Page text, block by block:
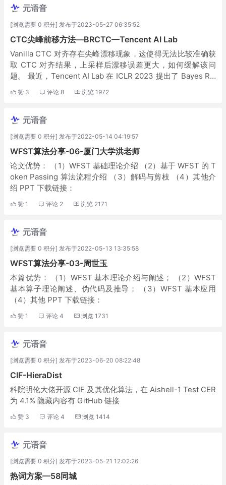
元语音
[浏览需要 0 积分] 发布于2023-05-27 06:35:52
CTC尖峰前移方法—BRCTC—Tencent AI Lab
Vanilla CTC 对齐存在尖峰漂移现象，这使得无法比较准确获
取 CTC 对齐结果，上采样后漂移误差更大，如何缓解该问
题。 最近，Tencent AI Lab 在 ICLR 2023 提出了 Bayes Ris
k CTC 通过对候选路径 risk fa...
赞 3 评论 8 浏览 1972
元语音
[浏览需要 0 积分] 发布于2022-05-14 04:19:57
WFST算法分享-06-厦门大学洪老师
论文优势： （1）WFST 基础理论介绍 （2）基于 WFST 的 T
oken Passing 算法流程介绍 （3）解码与剪枝 （4）其他介
绍 PPT 下载链接：
赞 1 评论 2 浏览 2171
元语音
[浏览需要 0 积分] 发布于2022-05-13 13:35:58
WFST算法分享-03-周世玉
本篇优势： （1）WFST 基本理论介绍与阐述； （2）WFST
基本算子理论阐述、伪代码及推导； （3）WFST 基本应用
（4）其他 PPT 下载链接：
赞 1 评论 4 浏览 1731
元语音
[浏览需要 0 积分] 发布于2023-06-20 08:22:48
CIF-HieraDist
科院明伦大佬开源 CIF 及其优化算法，在 Aishell-1 Test CER
为 4.1% 隐藏内容有 GitHub 链接
赞 3 评论 4 浏览 1414
元语音
[浏览需要 0 积分] 发布于2023-05-21 12:02:26
热词方案—58同城